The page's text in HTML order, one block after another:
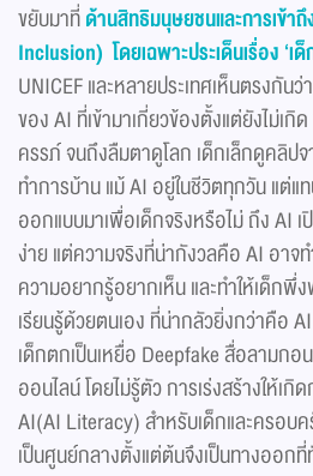
ขยับมาที่ด้านสิทธิมนุษยชนและการเข้าถึ
Inclusion)โดยเฉพาะประเด็นเรื่อง ‘เ
UNICEF และหลายประเทศเห็นตรงกันว่
ของ AI ที่เข้ามาเกี่ยวข้องตั้งแต่ยังไม่เ
ครรภ์ จนถึงลืมตาดูโลก เด็กเล็กดูคลิป
ทำการบ้าน แม้ AI อยู่ในชีวิตทุกวัน แต่แ
ออกแบบมาเพื่อเด็กจริงหรือไม่ ถึง AI เ
ง่าย แต่ความจริงที่น่ากังวลคือ AI อาจ
ความอยากรู้อยากเห็น และทำให้เด็กพึ่
เรียนรู้ด้วยตนเอง ที่น่ากลัวยิ่งกว่าคือ
เด็กตกเป็นเหยื่อ Deepfake สื่อลามกอ
ออนไลน์ โดยไม่รู้ตัว การเร่งสร้างให้เกิ
AI(AI Literacy) สำหรับเด็กและครอบ
เป็นศูนย์กลางตั้งแต่ต้นจึงเป็นทางออก